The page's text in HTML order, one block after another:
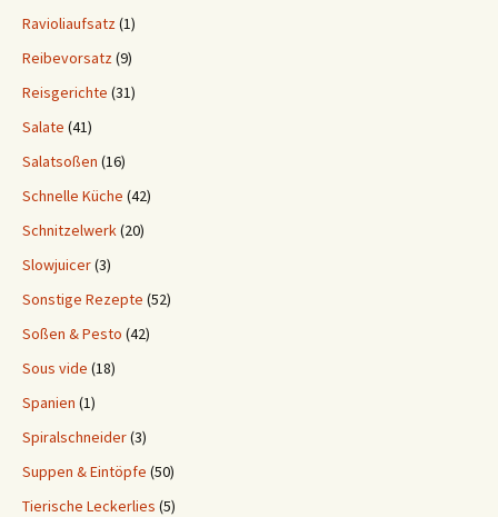
Ravioliaufsatz(1)
Reibevorsatz(9)
Reisgerichte (31)
Salate (41)
Salatsoßen (16)
Schnelle Küche (42)
Schnitzelwerk(20)
Slowjuicer(3)
Sonstige Rezepte (52)
Soßen & Pesto (42)
Sous vide (18)
Spanien (1)
Spiralschneider(3)
Suppen & Eintöpfe (50)
Tierische Leckerlies (5)